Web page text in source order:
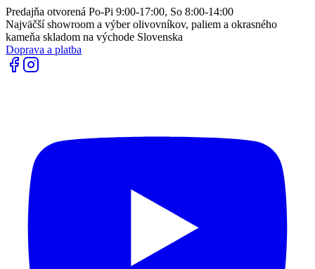
Predajňa otvorená Po-Pi 9:00-17:00, So 8:00-14:00
Najväčší showroom a výber olivovníkov, paliem a okrasného
kameňa skladom na východe Slovenska
Doprava a platba